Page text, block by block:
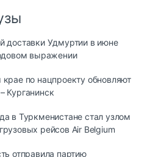
доставки Удмуртии в июне
выражении
по нацпроекту обновляют
Курганинск
в Туркменистане стал узлом
рейсов Air Belgium
отправила партию